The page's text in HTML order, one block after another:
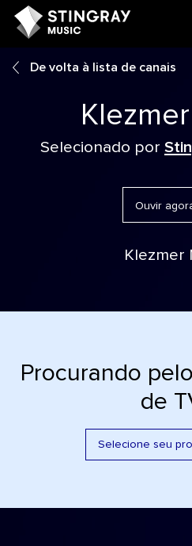
De volta à lista de canais
Selecionado por
Ouvir
Klezmer
Procurando
de
Selecione seu